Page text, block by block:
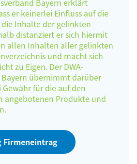
Bayern erklärt
er keinerlei Einfluss auf die
Inhalte der gelinkten
distanziert er sich hiermit
allen Inhalten aller gelinkten
und macht sich
zu Eigen. Der DWA-
übernimmt darüber
für die auf den
angebotenen Produkte und
Firmeneintrag